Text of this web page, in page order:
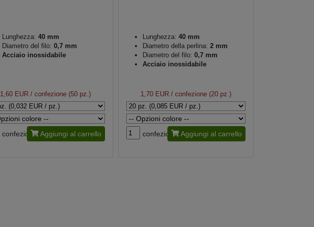
Lunghezza: 40 mm
Diametro del filo: 0,7 mm
Acciaio inossidabile
1,60 EUR/ confezione (50 pz.)
confezione Aggiungi al carrello
Lunghezza: 40 mm
Diametro della perlina: 2 mm
Diametro del filo: 0,7 mm
Acciaio inossidabile
1,70 EUR/ confezione (20 pz.)
confezione Aggiungi al carrello